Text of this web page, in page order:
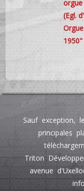
(Egl.
1950"
Sauf exception,
principales
Triton
avenue